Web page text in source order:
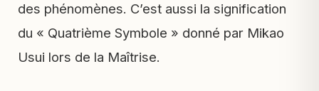
des phénomènes. C’est aussi la signification
du « Quatrième Symbole » donné par Mikao
Usui lors de la Maîtrise.